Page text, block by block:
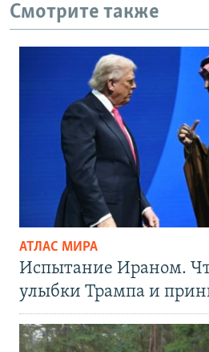
Смотрите также
АТЛАС МИРА
Испытание Ираном.
улыбки Трампа и